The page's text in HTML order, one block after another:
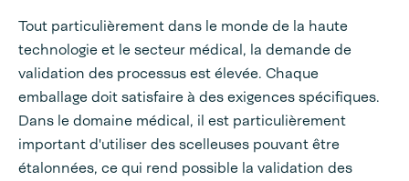
Tout particulièrement dans le monde de la haute
technologie et le secteur médical, la demande de
validation des processus est élevée. Chaque
emballage doit satisfaire à des exigences spécifiques.
Dans le domaine médical, il est particulièrement
important d'utiliser des scelleuses pouvant être
étalonnées, ce qui rend possible la validation des